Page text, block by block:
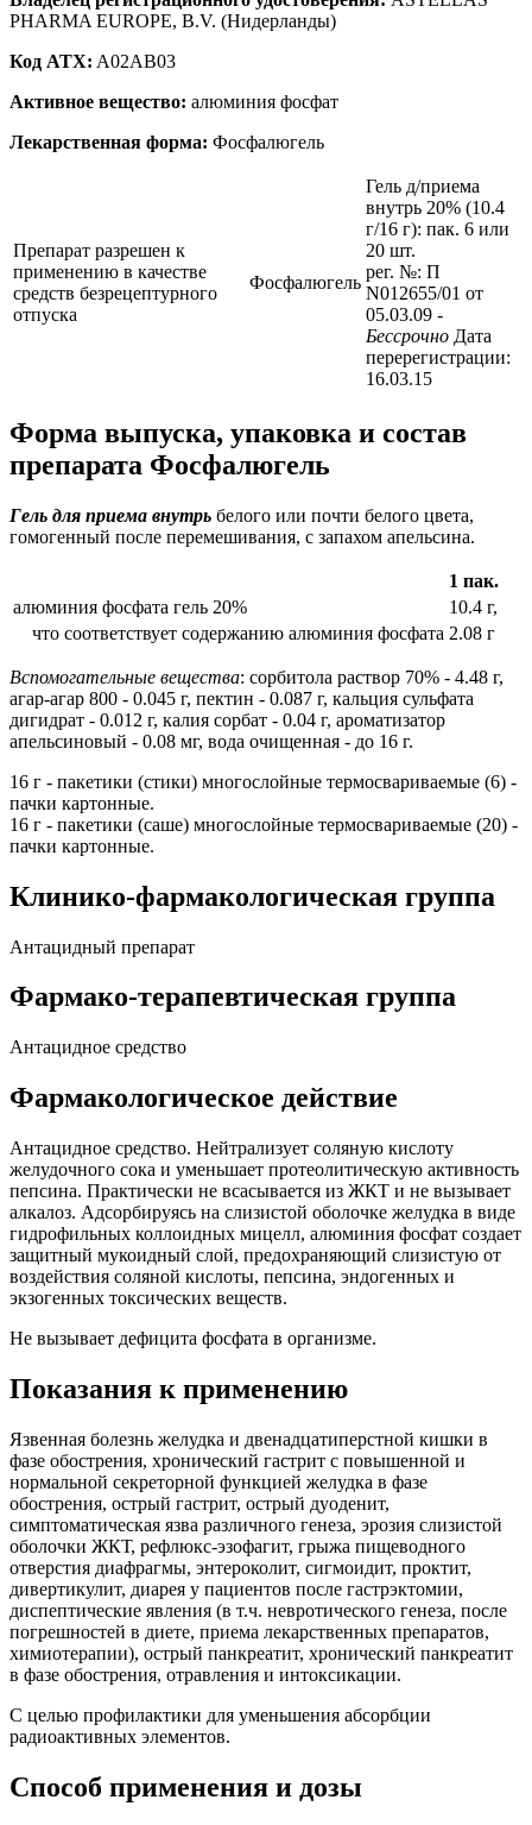
PHARMA EUROPE, B.V. (Нидерланды)
Код ATX: A02AB03
Активное вещество: алюминия фосфат
Лекарственная форма: Фосфалюгель
Препарат разрешен к
применению в качестве
средств безрецептурного
отпуска
Фосфалюгель
Гель д/приема
внутрь 20% (10.4
г/16 г): пак. 6 или
20 шт.
рег. №: П
N012655/01 от
05.03.09 -
Бессрочно Дата
перерегистрации:
16.03.15
Форма выпуска, упаковка и состав
препарата Фосфалюгель
Гель для приема внутрь белого или почти белого цвета,
гомогенный после перемешивания, с запахом апельсина.
1 пак.
алюминия фосфата гель 20%
10.4 г,
что соответствует содержанию алюминия фосфата 2.08 г
Вспомогательные вещества: сорбитола раствор 70% - 4.48 г,
агар-агар 800 - 0.045 г, пектин - 0.087 г, кальция сульфата
дигидрат - 0.012 г, калия сорбат - 0.04 г, ароматизатор
апельсиновый - 0.08 мг, вода очищенная - до 16 г.
16 г - пакетики (стики) многослойные термосвариваемые (6) -
пачки картонные.
16 г - пакетики (саше) многослойные термосвариваемые (20) -
пачки картонные.
Клинико-фармакологическая группа
Антацидный препарат
Фармако-терапевтическая группа
Антацидное средство
Фармакологическое действие
Антацидное средство. Нейтрализует соляную кислоту
желудочного сока и уменьшает протеолитическую активность
пепсина. Практически не всасывается из ЖКТ и не вызывает
алкалоз. Адсорбируясь на слизистой оболочке желудка в виде
гидрофильных коллоидных мицелл, алюминия фосфат создает
защитный мукоидный слой, предохраняющий слизистую от
воздействия соляной кислоты, пепсина, эндогенных и
экзогенных токсических веществ.
Не вызывает дефицита фосфата в организме.
Показания к применению
Язвенная болезнь желудка и двенадцатиперстной кишки в
фазе обострения, хронический гастрит с повышенной и
нормальной секреторной функцией желудка в фазе
обострения, острый гастрит, острый дуоденит,
симптоматическая язва различного генеза, эрозия слизистой
оболочки ЖКТ, рефлюкс-эзофагит, грыжа пищеводного
отверстия диафрагмы, энтероколит, сигмоидит, проктит,
дивертикулит, диарея у пациентов после гастрэктомии,
диспептические явления (в т.ч. невротического генеза, после
погрешностей в диете, приема лекарственных препаратов,
химиотерапии), острый панкреатит, хронический панкреатит
в фазе обострения, отравления и интоксикации.
С целью профилактики для уменьшения абсорбции
радиоактивных элементов.
Способ применения и дозы